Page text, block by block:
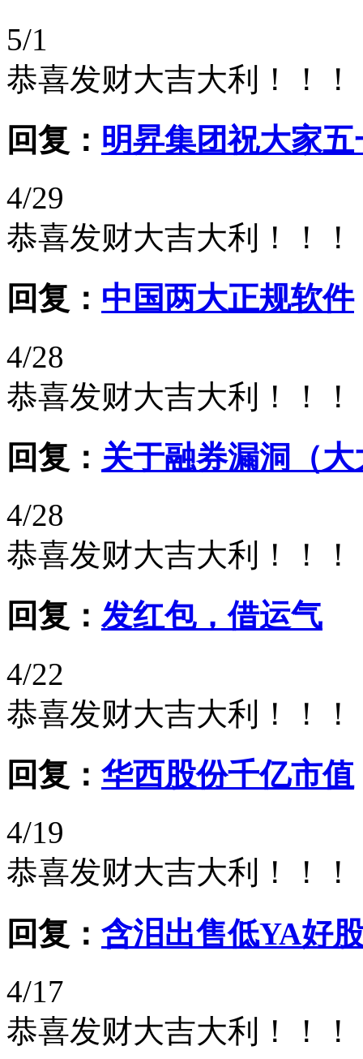
5/1
恭喜发财大吉大利！！！
回复： 明昇集团祝大家
4/29
恭喜发财大吉大利！！！
回复： 中国两大正规软件
4/28
恭喜发财大吉大利！！！
回复： 关于融券漏洞（
4/28
恭喜发财大吉大利！！！
回复： 发红包，借运气
4/22
恭喜发财大吉大利！！！
回复： 华西股份千亿市值
4/19
恭喜发财大吉大利！！！
回复： 含泪出售低YA好
4/17
恭喜发财大吉大利！！！